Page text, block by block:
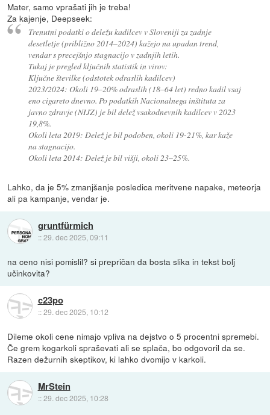
Mater, samo vprašati jih je treba!
Za kajenje, Deepseek:
Trenutni podatki o deležu kadilcev v Sloveniji za zadnje
desetletje (približno 2014–2024) kažejo na upadan trend,
vendar s precejšnjo stagnacijo v zadnjih letih.
Tukaj je pregled ključnih statistik in virov:
Ključne številke (odstotek odraslih kadilcev)
2023/2024: Okoli 19–20% odraslih (18–64 let) redno kadil vsaj
eno cigareto dnevno. Po podatkih Nacionalnega inštituta za
javno zdravje (NIJZ) je bil delež vsakodnevnih kadilcev v 2023
19,8%.
Okoli leta 2019: Delež je bil podoben, okoli 19-21%, kar kaže
na stagnacijo.
Okoli leta 2014: Delež je bil višji, okoli 23–25%.
Lahko, da je 5% zmanjšanje posledica meritvene napake, meteorja
ali pa kampanje, vendar je.
gruntfürmich
::29. dec 2025, 09:11
na ceno nisi pomislil? si prepričan da bosta slika in tekst bolj
učinkovita?
c23po
::29. dec 2025, 10:12
Dileme okoli cene nimajo vpliva na dejstvo o 5 procentni spremebi.
Če grem kogarkoli spraševati ali se splača, bo odgovoril da se.
Razen dežurnih skeptikov, ki lahko dvomijo v karkoli.
MrStein
::29. dec 2025, 10:28